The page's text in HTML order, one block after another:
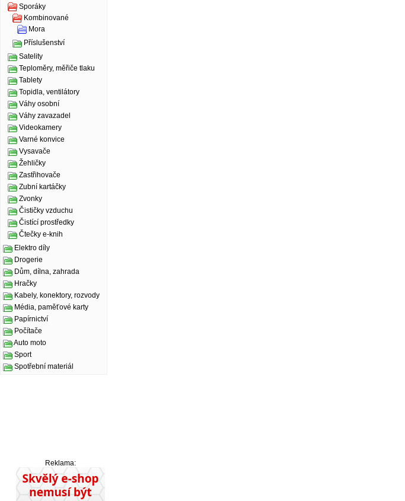
Sporáky
Kombinované
Mora
Příslušenství
Satelity
Teploměry, měřiče tlaku
Tablety
Topidla, ventilátory
Váhy osobní
Váhy zavazadel
Videokamery
Varné konvice
Vysavače
Žehličky
Zastřihovače
Zubní kartáčky
Zvonky
Čističky vzduchu
Čistící prostředky
Čtečky e-knih
Elektro díly
Drogerie
Dům, dílna, zahrada
Hračky
Kabely, konektory, rozvody
Média, paměťové karty
Papírnictví
Počítače
Auto moto
Sport
Spotřební materiál
Reklama: